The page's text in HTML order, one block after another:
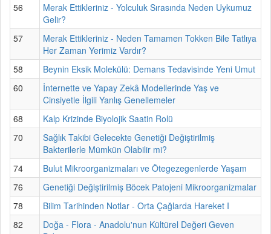
56
Merak Ettikleriniz - Yolculuk Sırasında Neden Uykumuz
Gelir?
57
Merak Ettikleriniz - Neden Tamamen Tokken Bile Tatlıya
Her Zaman Yerimiz Vardır?
58
Beynin Eksik Molekülü: Demans Tedavisinde Yeni Umut
60
İnternette ve Yapay Zekâ Modellerinde Yaş ve
Cinsiyetle İlgili Yanlış Genellemeler
68
Kalp Krizinde Biyolojik Saatin Rolü
70
Sağlık Takibi Gelecekte Genetiği Değiştirilmiş
Bakterilerle Mümkün Olabilir mi?
74
Bulut Mikroorganizmaları ve Ötegezegenlerde Yaşam
76
Genetiği Değiştirilmiş Böcek Patojeni Mikroorganizmalar
78
Bilim Tarihinden Notlar - Orta Çağlarda Hareket I
82
Doğa - Flora - Anadolu'nun Kültürel Değeri Geven